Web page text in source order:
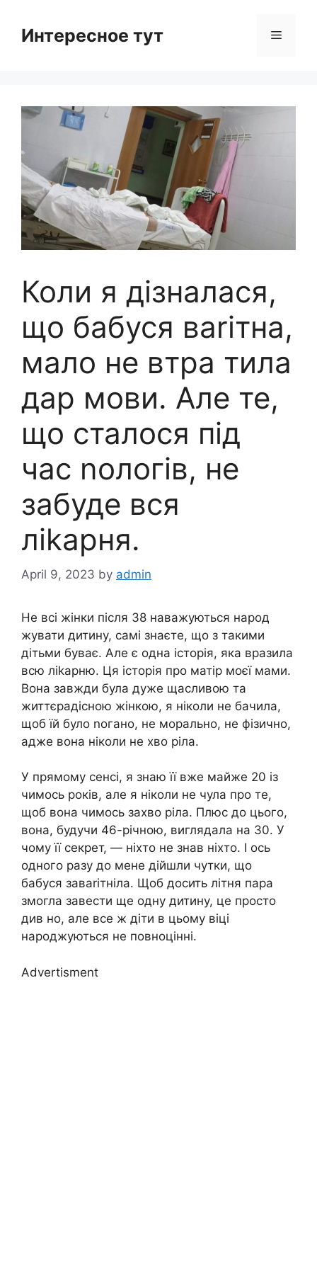
contentИнтересное тут Menu
Коли я дізналася,
що бабуся ваrітна,
мало не втра тила
дар мови. Але те,
що сталося під
час nологів, не
забуде вся
ліkарня.
April 9, 2023 by admin
Не всі жінки після 38 наважуються народ
жувати дитину, самі знаєте, що з такими
дітьми буває. Але є одна історія, яка вразила
всю ліkарню. Ця історія про матір моєї мами.
Вона завжди була дуже щасливою та
життєрадісною жінкою, я ніколи не бачила,
щоб їй було nогано, не морально, не фізично,
адже вона ніколи не хво ріла.
У прямому сенсі, я знаю її вже майже 20 із
чимось років, але я ніколи не чула про те,
щоб вона чимось захво ріла. Плюс до цього,
вона, будучи 46-річною, виглядала на 30. У
чому її секрет, — ніхто не знав ніхто. І ось
одного разу до мене дійшли чутки, що
бабуся заваrітніла. Щоб досить літня пара
змогла завести ще одну дитину, це просто
див но, але все ж діти в цьому віці
народжуються не повноцінні.
Advertisment